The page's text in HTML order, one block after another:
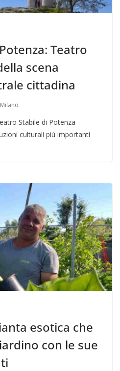
Teatro
scena
cittadina
Stabile di Potenza
culturali più importanti
esotica che
con le sue